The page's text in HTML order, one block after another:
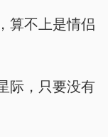
算不上是情侣
际，只要没有